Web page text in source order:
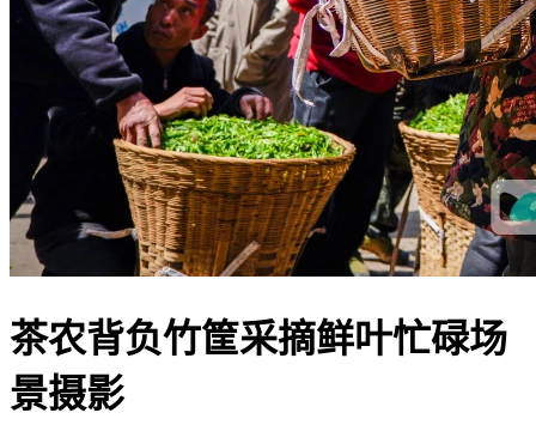
茶农背负竹筐采摘鲜叶忙碌场
景摄影